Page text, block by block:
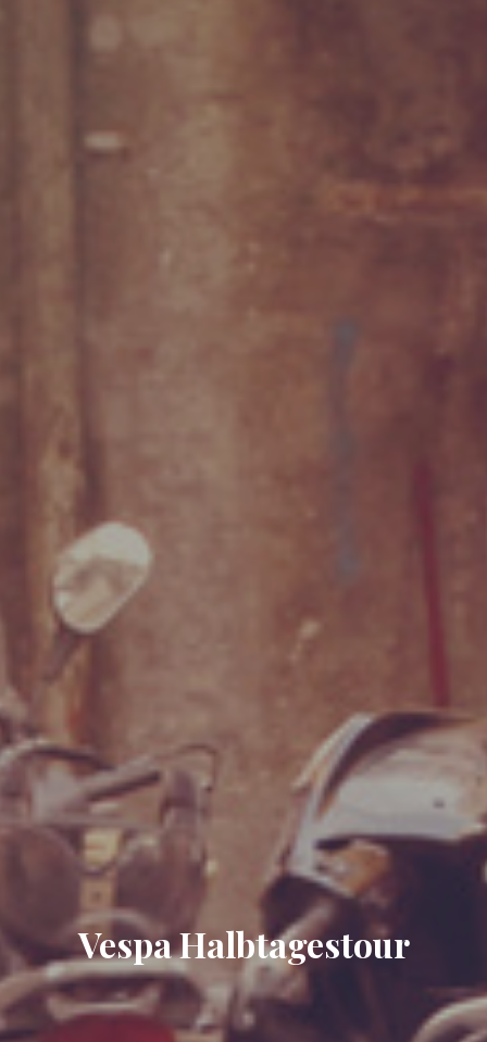
Vespa Halbtagestour